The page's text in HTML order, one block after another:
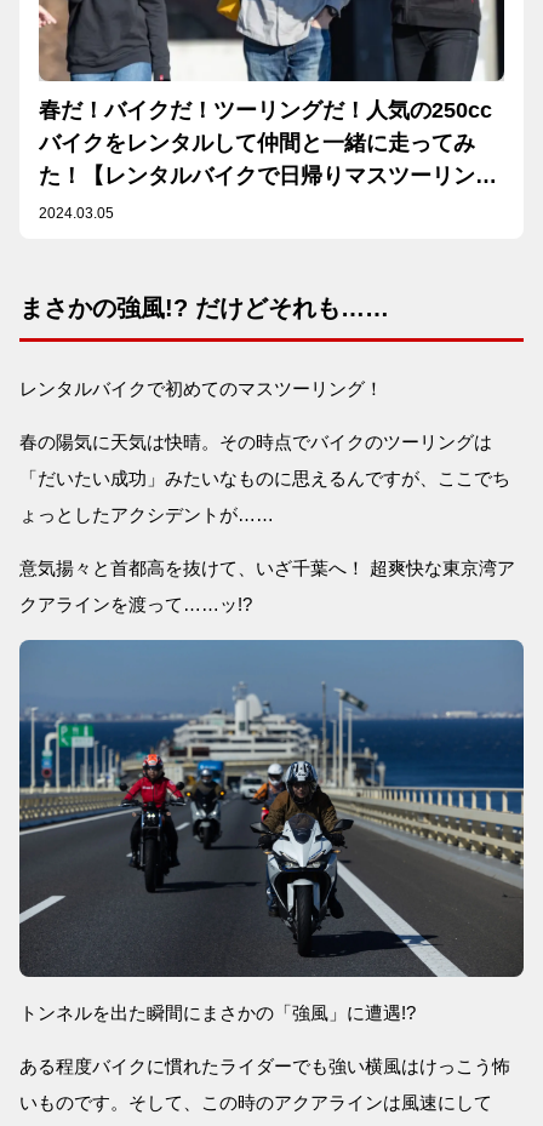
春だ！バイクだ！ツーリングだ！人気の250cc
バイクをレンタルして仲間と一緒に走ってみ
た！【レンタルバイクで日帰りマスツーリング
やってみた①】
2024.03.05
まさかの強風!? だけどそれも……
レンタルバイクで初めてのマスツーリング！
春の陽気に天気は快晴。その時点でバイクのツーリングは
「だいたい成功」みたいなものに思えるんですが、ここでち
ょっとしたアクシデントが……
意気揚々と首都高を抜けて、いざ千葉へ！ 超爽快な東京湾ア
クアラインを渡って……ッ!?
トンネルを出た瞬間にまさかの「強風」に遭遇!?
ある程度バイクに慣れたライダーでも強い横風はけっこう怖
いものです。そして、この時のアクアラインは風速にして